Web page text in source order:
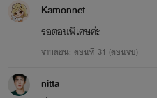
Kamonnet
รอตอนพิเศษค่ะ
จากตอน: ตอนที่ 31 (ตอนจบ)
nitta